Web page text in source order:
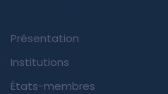
Présentation
Institutions
États-membres